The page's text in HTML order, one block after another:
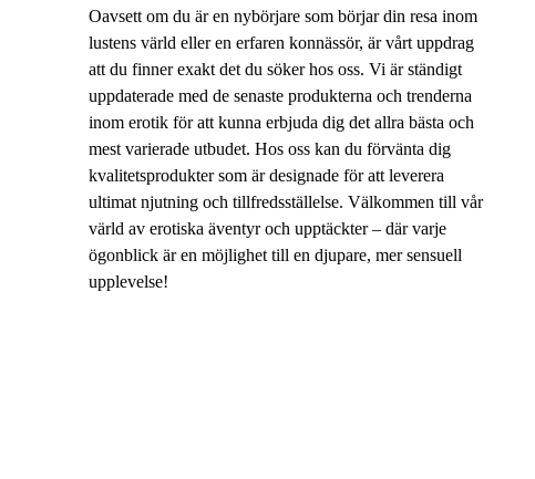
Oavsett om du är en nybörjare som börjar din resa inom
lustens värld eller en erfaren konnässör, är vårt uppdrag
att du finner exakt det du söker hos oss. Vi är ständigt
uppdaterade med de senaste produkterna och trenderna
inom erotik för att kunna erbjuda dig det allra bästa och
mest varierade utbudet. Hos oss kan du förvänta dig
kvalitetsprodukter som är designade för att leverera
ultimat njutning och tillfredsställelse. Välkommen till vår
värld av erotiska äventyr och upptäckter – där varje
ögonblick är en möjlighet till en djupare, mer sensuell
upplevelse!